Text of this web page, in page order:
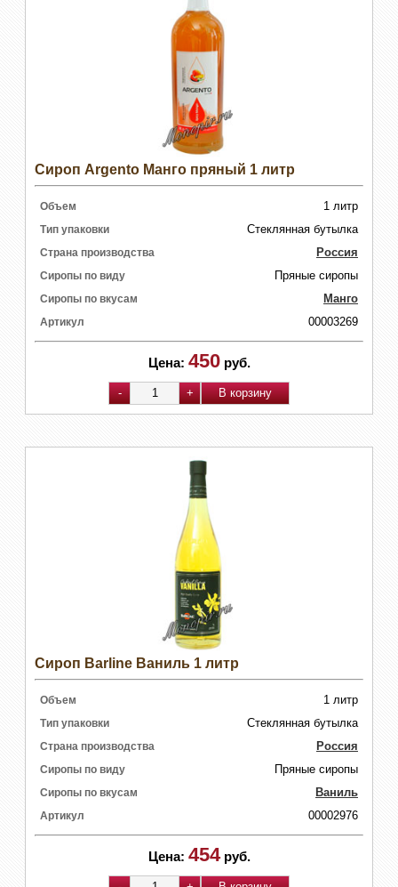
Сироп Argento Манго пряный 1 литр
Объем 1 литр
Тип упаковки Стеклянная бутылка
Страна производства Россия
Сиропы по виду Пряные сиропы
Сиропы по вкусам Манго
Артикул 00003269
Цена: 450 руб.
Сироп Barline Ваниль 1 литр
Объем 1 литр
Тип упаковки Стеклянная бутылка
Страна производства Россия
Сиропы по виду Пряные сиропы
Сиропы по вкусам Ваниль
Артикул 00002976
Цена: 454 руб.